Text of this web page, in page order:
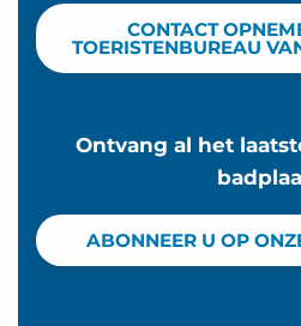
CONTACT
TOERISTENBUREAU
Ontvang al het
ABONNEER U OP